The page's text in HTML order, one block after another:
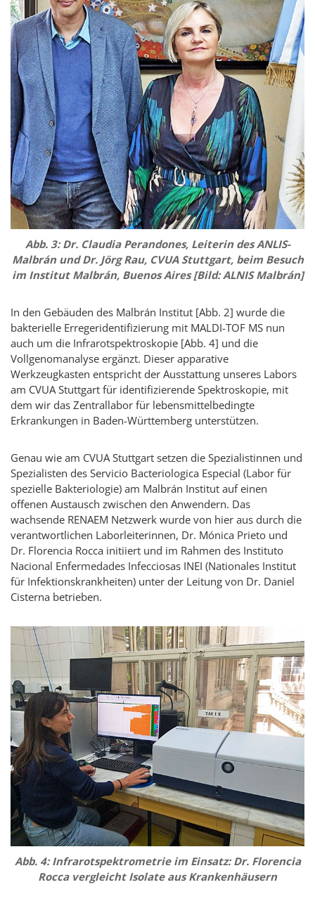
Abb. 3: Dr. Claudia Perandones, Leiterin des ANLIS-
Malbránund Dr. Jörg Rau, CVUA Stuttgart, beim Besuch
im Institut Malbrán, Buenos Aires[Bild: ALNISMalbrán]
In den Gebäuden des Malbrán Institut [Abb. 2] wurde die
bakterielle Erregeridentifizierung mit MALDI-TOF MS nun
auch um die Infrarotspektroskopie [Abb. 4] und die
Vollgenomanalyse ergänzt. Dieser apparative
Werkzeugkasten entspricht der Ausstattung unseres Labors
am CVUA Stuttgart für identifizierende Spektroskopie, mit
dem wir das Zentrallabor für lebensmittelbedingte
Erkrankungen in Baden-Württemberg unterstützen.
Genau wie am CVUA Stuttgart setzen die Spezialistinnen und
Spezialisten des Servicio Bacteriologica Especial (Labor für
spezielle Bakteriologie) am Malbrán Institut auf einen
offenen Austausch zwischen den Anwendern. Das
wachsende RENAEM Netzwerk wurde von hier aus durch die
verantwortlichen Laborleiterinnen, Dr. Mónica Prieto und
Dr. Florencia Rocca initiiert und im Rahmen des Instituto
Nacional Enfermedades Infecciosas INEI (Nationales Institut
für Infektionskrankheiten) unter der Leitung von Dr. Daniel
Cisterna betrieben.
Abb. 4: Infrarotspektrometrie im Einsatz: Dr. Florencia
Rocca vergleicht Isolate aus Krankenhäusern